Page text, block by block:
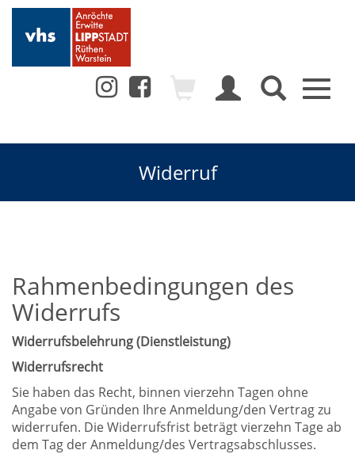
Toggle
Widerruf
Rahmenbedingungen des
Widerrufs
Widerrufsbelehrung (Dienstleistung)
Widerrufsrecht
Sie haben das Recht, binnen vierzehn Tagen ohne
Angabe von Gründen Ihre Anmeldung/den Vertrag zu
widerrufen. Die Widerrufsfrist beträgt vierzehn Tage ab
dem Tag der Anmeldung/des Vertragsabschlusses.